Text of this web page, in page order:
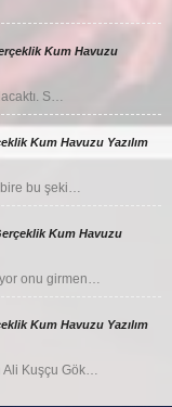
Kum Havuzu
S…
Kum Havuzu Yazılım
bu şeki…
Kum Havuzu
onu girmen…
Kum Havuzu Yazılım
Ali Kuşçu Gök…